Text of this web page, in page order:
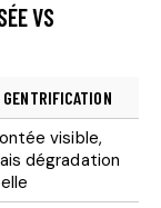
VS
GENTRIFICATION
visible,
dégradation